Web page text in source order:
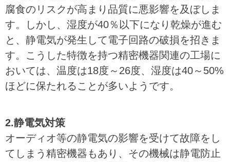
腐食のリスクが高まり品質に悪影響を及ぼしま
す。しかし、湿度が40％以下になり乾燥が進む
と、静電気が発生して電子回路の破損を招きま
す。こうした特徴を持つ精密機器関連の工場に
おいては、温度は18度～26度、湿度は40～50%
ほどに保たれることが多いようです。
2.静電気対策
オーディオ等の静電気の影響を受けて故障をし
てしまう精密機器もあり、その機械は静電防止